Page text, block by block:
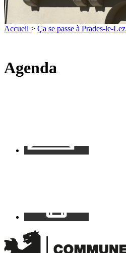
Accueil > Ça se passe à Prades-le-Lez
Agenda